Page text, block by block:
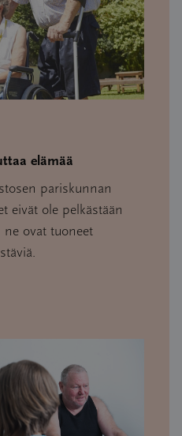
elämää
pariskunnan
eivät ole pelkästään
ovat tuoneet